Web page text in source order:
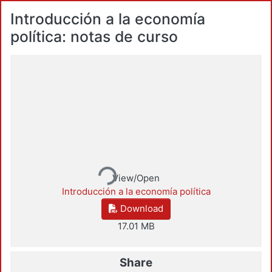
Introducción a la economía
política: notas de curso
Loading...View/Open
Introducción a la economía política
Download
17.01 MB
Share